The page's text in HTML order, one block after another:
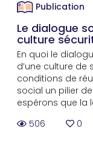
Publication
Le dialogue
culture
En quoi le
d’une culture de
conditions de
social un pilier
espérons que la
506
0